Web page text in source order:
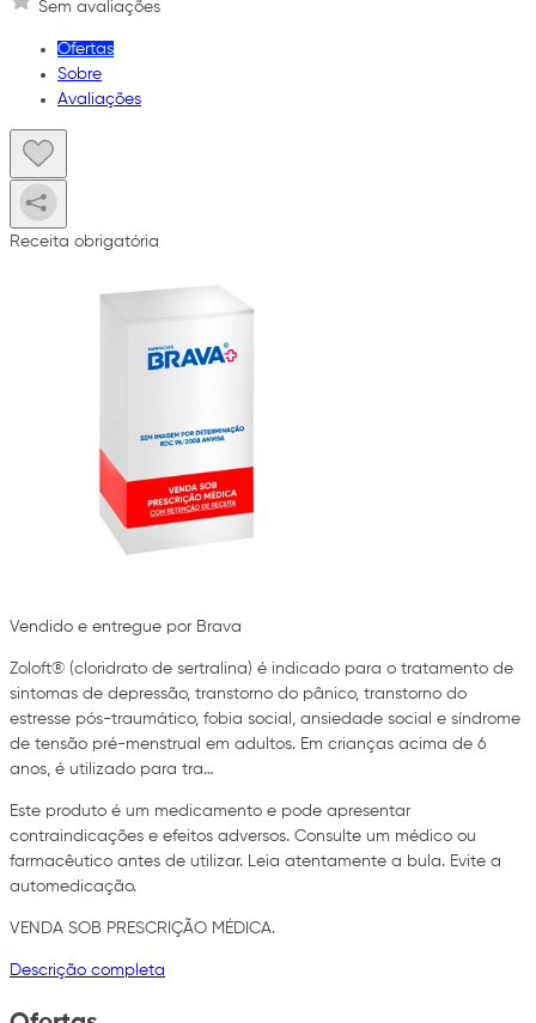
Sem avaliações
Ofertas
Sobre
Avaliações
Receita obrigatória
Vendido e entregue por Brava
Zoloft® (cloridrato de sertralina) é indicado para o tratamento de
sintomas de depressão, transtorno do pânico, transtorno do
estresse pós-traumático, fobia social, ansiedade social e síndrome
de tensão pré-menstrual em adultos. Em crianças acima de 6
anos, é utilizado para tra…
Este produto é um medicamento e pode apresentar
contraindicações e efeitos adversos. Consulte um médico ou
farmacêutico antes de utilizar. Leia atentamente a bula. Evite a
automedicação.
VENDA SOB PRESCRIÇÃO MÉDICA.
Descrição completa